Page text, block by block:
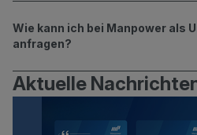
Wie kann ich bei Manpower als
anfragen?
Aktuelle